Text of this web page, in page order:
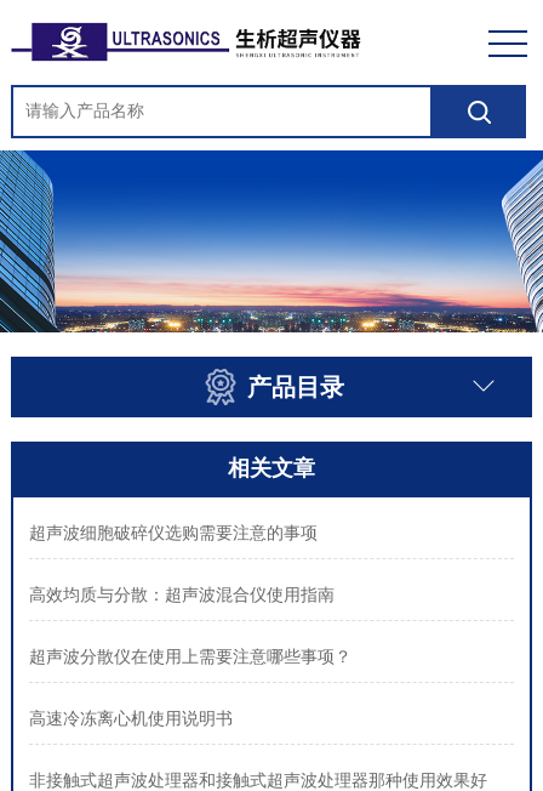
产品目录
相关文章
超声波细胞破碎仪选购需要注意的事项
高效均质与分散：超声波混合仪使用指南
超声波分散仪在使用上需要注意哪些事项？
高速冷冻离心机使用说明书
非接触式超声波处理器和接触式超声波处理器那种使用效果好